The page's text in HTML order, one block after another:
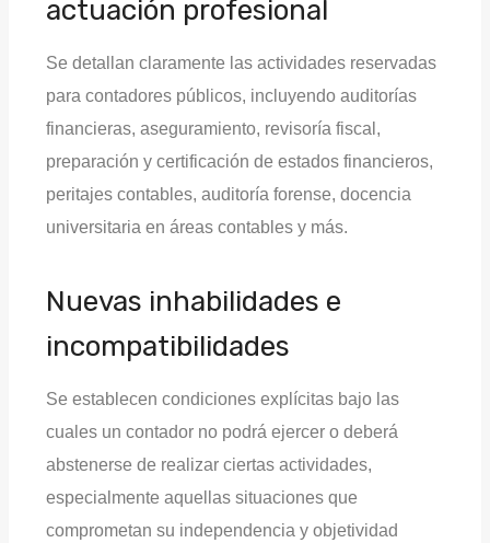
actuación profesional
Se detallan claramente las actividades reservadas
para contadores públicos, incluyendo auditorías
financieras, aseguramiento, revisoría fiscal,
preparación y certificación de estados financieros,
peritajes contables, auditoría forense, docencia
universitaria en áreas contables y más.
Nuevas inhabilidades e
incompatibilidades
Se establecen condiciones explícitas bajo las
cuales un contador no podrá ejercer o deberá
abstenerse de realizar ciertas actividades,
especialmente aquellas situaciones que
comprometan su independencia y objetividad